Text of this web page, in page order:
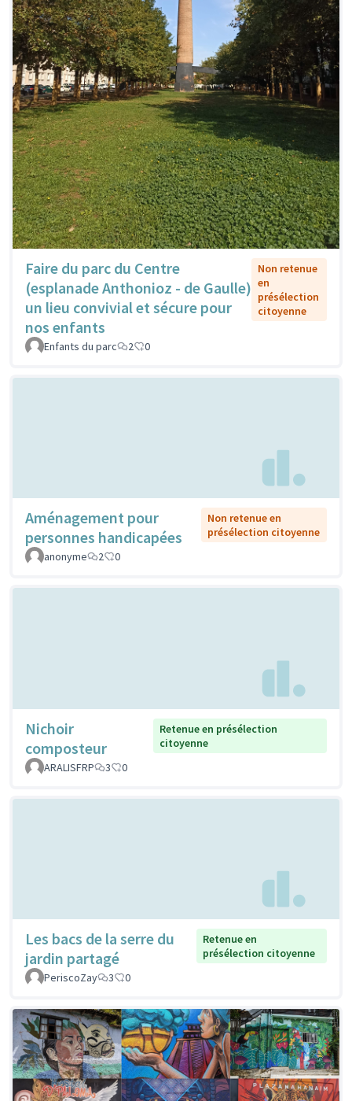
Faire du parc du Centre
(esplanade Anthonioz - de Gaulle)
un lieu convivial et sécure pour
nos enfants
Non retenue
en
présélection
citoyenne
Enfants du parc 2 0
Aménagement pour
personnes handicapées
Non retenue en
présélection citoyenne
anonyme
2 0
Nichoir
composteur
Retenue en présélection
citoyenne
ARALISFRP
3 0
Les bacs de la serre du
jardin partagé
Retenue en
présélection citoyenne
PeriscoZay
3 0